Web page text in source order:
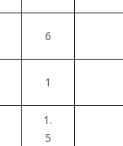
6
1
1.
5